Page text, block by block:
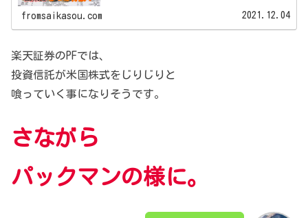
fromsaikasou.com 2021.12.04
楽天証券のPFでは、
投資信託が米国株式をじりじりと
喰っていく事になりそうです。
さながら
パックマンの様に。